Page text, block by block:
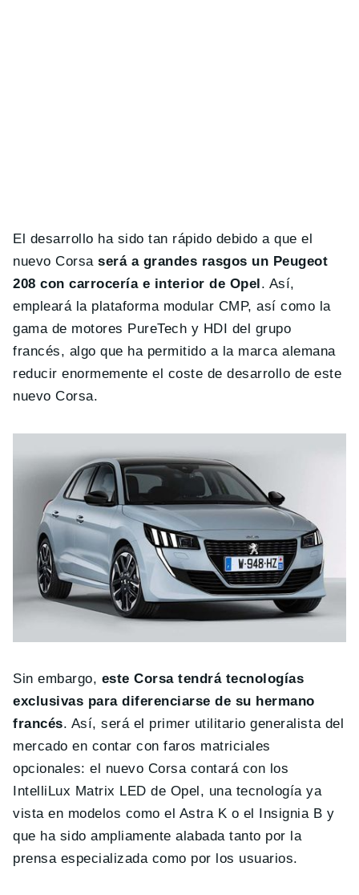
El desarrollo ha sido tan rápido debido a que el
nuevo Corsaserá a grandes rasgos un Peugeot
208 con carrocería e interior de Opel. Así,
empleará la plataforma modular CMP, así como la
gama de motores PureTech y HDI del grupo
francés, algo que ha permitido a la marca alemana
reducir enormemente el coste de desarrollo de este
nuevo Corsa.
Sin embargo, este Corsa tendrá tecnologías
exclusivas para diferenciarse de su hermano
francés. Así, será el primer utilitario generalista del
mercado en contar con faros matriciales
opcionales: el nuevo Corsa contará con los
IntelliLux Matrix LED de Opel, una tecnología ya
vista en modelos como el Astra K o el Insignia B y
que ha sido ampliamente alabada tanto por la
prensa especializada como por los usuarios.